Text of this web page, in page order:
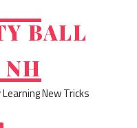
BALL
New Tricks